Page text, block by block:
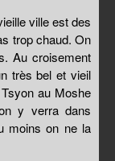
ville est des
trop chaud. On
Au croisement
très bel et vieil
au Moshe
y verra dans
moins on ne la